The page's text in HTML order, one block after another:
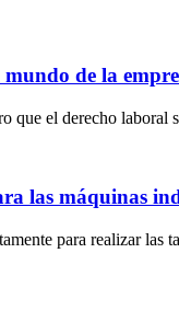
de la
que el derecho
las máquinas
para realizar